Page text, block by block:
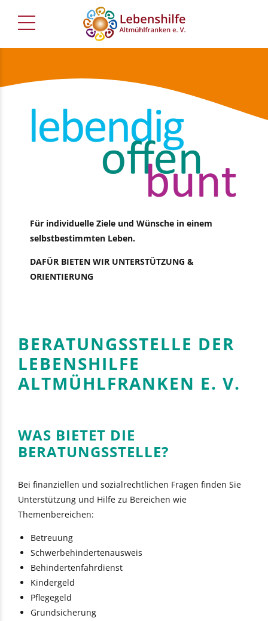
Für individuelle Ziele und Wünsche in einem
selbstbestimmten Leben.
DAFÜR BIETEN WIR UNTERSTÜTZUNG &
ORIENTIERUNG
BERATUNGSSTELLE DER
LEBENSHILFE
ALTMÜHLFRANKEN E. V.
WAS BIETET DIE
BERATUNGSSTELLE?
Bei finanziellen und sozialrechtlichen Fragen finden Sie
Unterstützung und Hilfe zu Bereichen wie
Themenbereichen:
Betreuung
Schwerbehindertenausweis
Behindertenfahrdienst
Kindergeld
Pflegegeld
Grundsicherung